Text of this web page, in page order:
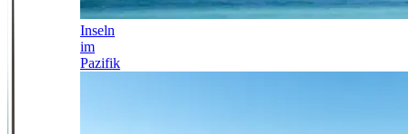
Inseln
im
Pazifik